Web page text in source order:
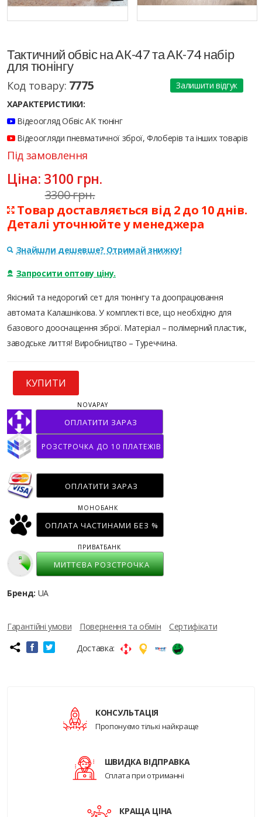
Тактичний обвіс на АК-47 та АК-74 набір
для тюнінгу
Код товару: 7775
Залишити відгук
ХАРАКТЕРИСТИКИ:
Відеоогляд Обвіс АК тюнінг
Відеоогляди пневматичної зброї, Флоберів та інших товарів
Під замовлення
Ціна: 3100 грн.
3300 грн.
Товар доставляється від 2 до 10 днів.
Деталі уточнюйте у менеджера
Знайшли дешевше? Отримай знижку!
Запросити оптову ціну.
Якісний та недорогий сет для тюнінгу та доопрацювання
автомата Калашнікова. У комплекті все, що необхідно для
базового дооснащення зброї. Матеріал – полімерний пластик,
заводське лиття! Виробництво – Туреччина.
КУПИТИ
ОПЛАТИТИ ЗАРАЗ
NOVAPAY
РОЗСТРОЧКА ДО 10 ПЛАТЕЖІВ
ОПЛАТИТИ ЗАРАЗ
ОПЛАТА ЧАСТИНАМИ БЕЗ %
МОНОБАНК
МИТТЄВА РОЗСТРОЧКА
ПРИВАТБАНК
Бренд: UA
Гарантійні умови Повернення та обмін
Сертифікати
Доставка:
КОНСУЛЬТАЦІЯ
Пропонуємо тількі найкраще
ШВИДКА ВІДПРАВКА
Сплата при отриманні
КРАЩА ЦІНА